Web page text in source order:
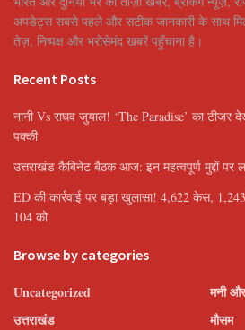
अपडेट्स सबसे पहले और सटीक जानकारी के साथ
तेज़, निष्पक्ष और भरोसेमंद खबरें पहुँचाना है।
Recent Posts
नानी Vs राघव जुयाल! ‘The Paradise’ का
पक्की
उत्तराखंड कैबिनेट बैठक आज: इन महत्वपूर्ण मुद्दों पर
ED की कार्रवाई पर बड़ा खुलासा! 4,622 केस,
104 को
Browse by categories
Uncategorized
उत्तराखंड
मनी
मौसम